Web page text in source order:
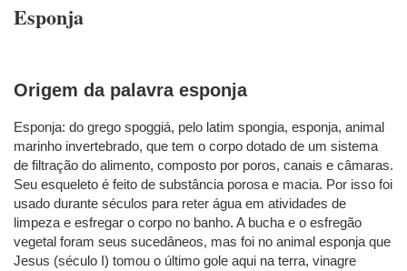
Esponja
Origem da palavra esponja
Esponja: do grego spoggiá, pelo latim spongia, esponja, animal
marinho invertebrado, que tem o corpo dotado de um sistema
de filtração do alimento, composto por poros, canais e câmaras.
Seu esqueleto é feito de substância porosa e macia. Por isso foi
usado durante séculos para reter água em atividades de
limpeza e esfregar o corpo no banho. A bucha e o esfregão
vegetal foram seus sucedâneos, mas foi no animal esponja que
Jesus (século I) tomou o último gole aqui na terra, vinagre